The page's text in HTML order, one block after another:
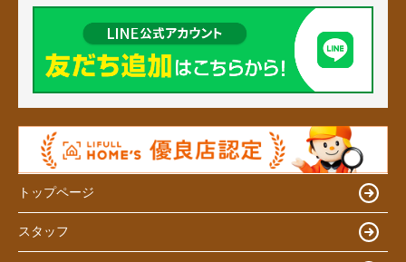
トップページ
スタッフ